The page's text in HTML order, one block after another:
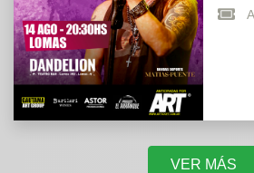
VER MÁS